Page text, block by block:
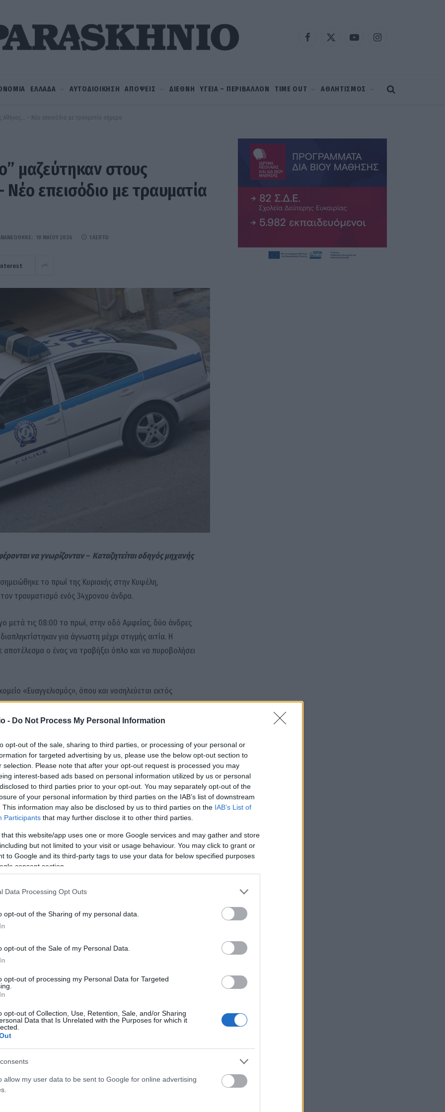
- Do Not Process My Personal Information
opt-out of the sale, sharing to third parties, or processing of your personal or
for targeted advertising by us, please use the below opt-out section to
selection. Please note that after your opt-out request is processed you may
interest-based ads based on personal information utilized by us or personal
to third parties prior to your opt-out. You may separately opt-out of the
of your personal information by third parties on the IAB’s list of downstream
This information may also be disclosed by us to third parties on the IAB’s List of
Participants that may further disclose it to other third parties.
that this website/app uses one or more Google services and may gather and store
but not limited to your visit or usage behaviour. You may click to grant or
to Google and its third-party tags to use your data for below specified purposes
consent section.
Data Processing Opt Outs
opt-out of the Sharing of my personal data.
opt-out of the Sale of my Personal Data.
opt-out of processing my Personal Data for Targeted
opt-out of Collection, Use, Retention, Sale, and/or Sharing
Data that Is Unrelated with the Purposes for which it
allow my user data to be sent to Google for online advertising
Facebook
X
YouTubeInstagram
ΕΛΛΑΔΑ ΑΥΤΟΔΙΟΙΚΗΣΗ ΑΠΟΨΕΙΣ ΔΙΕΘΝΗ ΥΓΕΙΑ – ΠΕΡΙΒΑΛΛΟΝ TIME OUT ΑΘΛΗΤΙΣΜΟΣ
– Νέο επεισόδιο με τραυματία σήμερα
μαζεύτηκαν στους
επεισόδιο με τραυματία
10 ΜΑΪ́ΟΥ 2026 1 ΛΕΠΤΌ
να γνωρίζονταν – Καταζητείται οδηγός μηχανής
το πρωί της Κυριακής στην Κυψέλη,
τραυματισμό ενός 34χρονου άνδρα.
μετά τις 08:00 το πρωί, στην οδό Αμφείας, δύο άνδρες
για άγνωστη μέχρι στιγμής αιτία. Η
ο ένας να τραβήξει όπλο και να πυροβολήσει
«Ευαγγελισμός», όπου και νοσηλεύεται εκτός
εντόπισαν και περισυνέλεξαν δύο κάλυκες,
του επεισοδίου.
ως τον φερόμενο δράστη της επίθεσης και συνεχίζουν
του.
Facebook Twitter Pinterest LinkedIn Email
ΕΠΌΜΕΝΟ ΆΡΘΡΟ
Διόδια Αφιδνών: Ταλαιπωρία για τους οδηγούς